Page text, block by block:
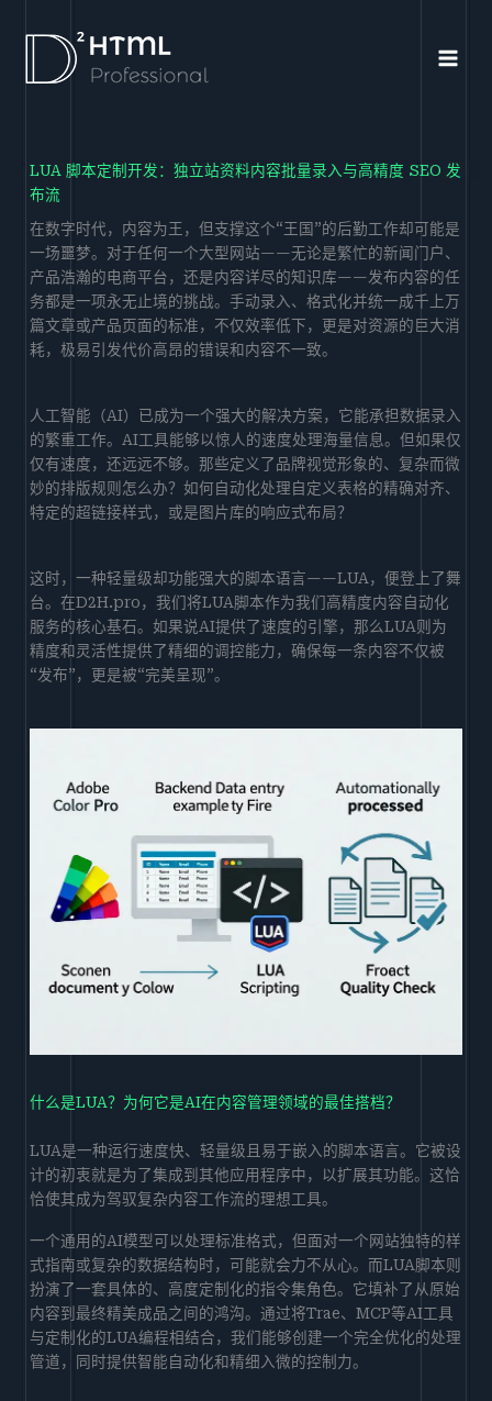
LUA 脚本定制开发：独立站资料内容批量录入与高精度 SEO 发
布流
在数字时代，内容为王，但支撑这个“王国”的后勤工作却可能是
一场噩梦。对于任何一个大型网站——无论是繁忙的新闻门户、
产品浩瀚的电商平台，还是内容详尽的知识库——发布内容的任
务都是一项永无止境的挑战。手动录入、格式化并统一成千上万
篇文章或产品页面的标准，不仅效率低下，更是对资源的巨大消
耗，极易引发代价高昂的错误和内容不一致。
人工智能（AI）已成为一个强大的解决方案，它能承担数据录入
的繁重工作。AI工具能够以惊人的速度处理海量信息。但如果仅
仅有速度，还远远不够。那些定义了品牌视觉形象的、复杂而微
妙的排版规则怎么办？如何自动化处理自定义表格的精确对齐、
特定的超链接样式，或是图片库的响应式布局？
这时，一种轻量级却功能强大的脚本语言——LUA，便登上了舞
台。在D2H.pro，我们将LUA脚本作为我们高精度内容自动化
服务的核心基石。如果说AI提供了速度的引擎，那么LUA则为
精度和灵活性提供了精细的调控能力，确保每一条内容不仅被
“发布”，更是被“完美呈现”。
什么是LUA？为何它是AI在内容管理领域的最佳搭档？
LUA是一种运行速度快、轻量级且易于嵌入的脚本语言。它被设
计的初衷就是为了集成到其他应用程序中，以扩展其功能。这恰
恰使其成为驾驭复杂内容工作流的理想工具。
一个通用的AI模型可以处理标准格式，但面对一个网站独特的样
式指南或复杂的数据结构时，可能就会力不从心。而LUA脚本则
扮演了一套具体的、高度定制化的指令集角色。它填补了从原始
内容到最终精美成品之间的鸿沟。通过将Trae、MCP等AI工具
与定制化的LUA编程相结合，我们能够创建一个完全优化的处理
管道，同时提供智能自动化和精细入微的控制力。